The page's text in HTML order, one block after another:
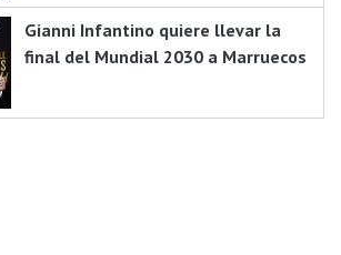
Gianni Infantino quiere llevar la
final del Mundial 2030 a Marruecos